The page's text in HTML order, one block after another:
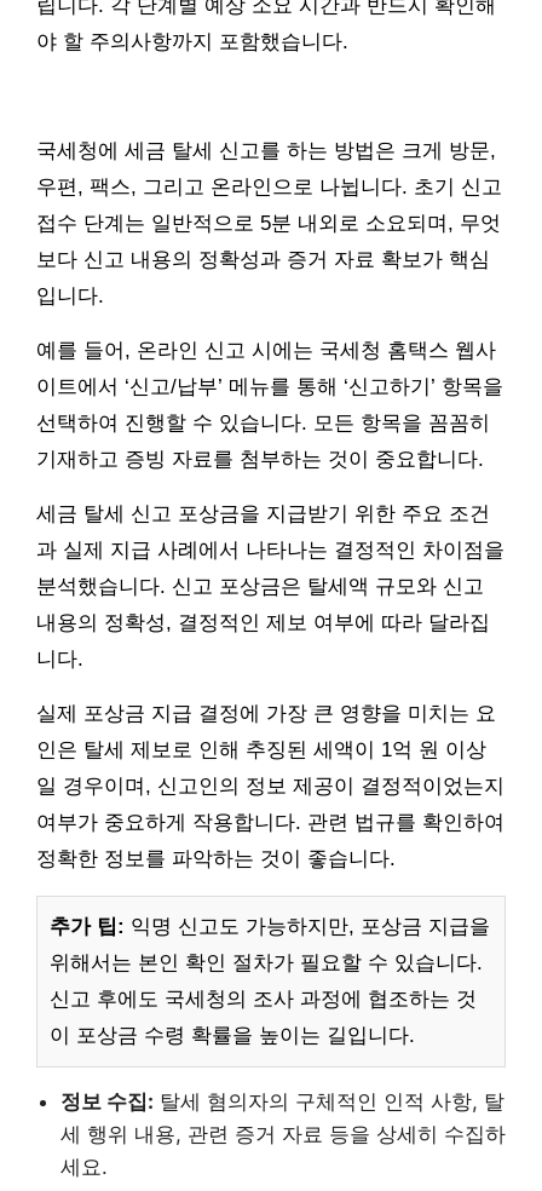
립니다. 각 단계별 예상 소요 시간과 반드시 확인해
야 할 주의사항까지 포함했습니다.
국세청에 세금 탈세 신고를 하는 방법은 크게 방문,
우편, 팩스, 그리고 온라인으로 나뉩니다. 초기 신고
접수 단계는 일반적으로 5분 내외로 소요되며, 무엇
보다 신고 내용의 정확성과 증거 자료 확보가 핵심
입니다.
예를 들어, 온라인 신고 시에는 국세청 홈택스 웹사
이트에서 ‘신고/납부’ 메뉴를 통해 ‘신고하기’ 항목을
선택하여 진행할 수 있습니다. 모든 항목을 꼼꼼히
기재하고 증빙 자료를 첨부하는 것이 중요합니다.
세금 탈세 신고 포상금을 지급받기 위한 주요 조건
과 실제 지급 사례에서 나타나는 결정적인 차이점을
분석했습니다. 신고 포상금은 탈세액 규모와 신고
내용의 정확성, 결정적인 제보 여부에 따라 달라집
니다.
실제 포상금 지급 결정에 가장 큰 영향을 미치는 요
인은 탈세 제보로 인해 추징된 세액이 1억 원 이상
일 경우이며, 신고인의 정보 제공이 결정적이었는지
여부가 중요하게 작용합니다. 관련 법규를 확인하여
정확한 정보를 파악하는 것이 좋습니다.
추가 팁: 익명 신고도 가능하지만, 포상금 지급을
위해서는 본인 확인 절차가 필요할 수 있습니다.
신고 후에도 국세청의 조사 과정에 협조하는 것
이 포상금 수령 확률을 높이는 길입니다.
정보 수집: 탈세 혐의자의 구체적인 인적 사항, 탈
세 행위 내용, 관련 증거 자료 등을 상세히 수집하
세요.